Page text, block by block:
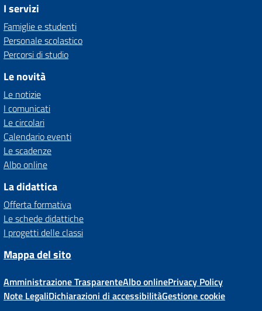
I servizi
Famiglie e studenti
Personale scolastico
Percorsi di studio
Le novità
Le notizie
I comunicati
Le circolari
Calendario eventi
Le scadenze
Albo online
La didattica
Offerta formativa
Le schede didattiche
I progetti delle classi
Mappa del sito
Amministrazione TrasparenteAlbo onlinePrivacy Policy
Note LegaliDichiarazioni di accessibilitàGestione cookie